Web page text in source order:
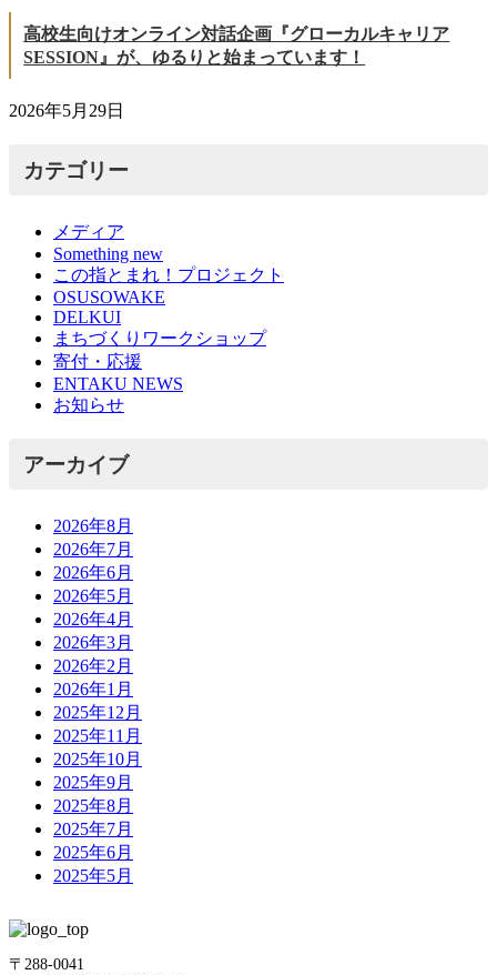
高校生向けオンライン対話企画『グローカルキャリア
SESSION』が、ゆるりと始まっています！
2026年5月29日
カテゴリー
メディア
Something new
この指とまれ！プロジェクト
OSUSOWAKE
DELKUI
まちづくりワークショップ
寄付・応援
ENTAKU NEWS
お知らせ
アーカイブ
2026年8月
2026年7月
2026年6月
2026年5月
2026年4月
2026年3月
2026年2月
2026年1月
2025年12月
2025年11月
2025年10月
2025年9月
2025年8月
2025年7月
2025年6月
2025年5月
〒288-0041